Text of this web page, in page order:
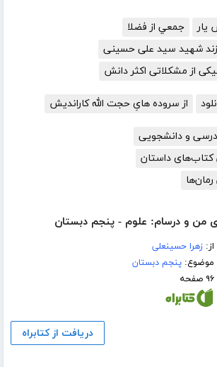
یار
جمعي از فضلا
شهید سید علی حسینی
از مشکلاتی اکثر دانش
از سروده هایِ حجت الله کاراندیش
و دانشجویی
کتاب‌های داستان
رمان‌ها
من و درسام: علوم - پنجم دبستان
از:زهرا حسینعلی
موضوع:پنجم دبستان
۹۶ صفحه
دریافت از کتابراه